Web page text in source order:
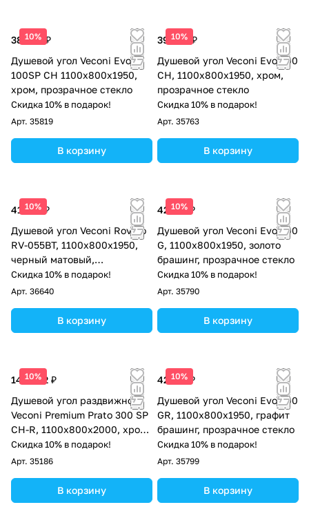
10%
38 100 ₽
Душевой угол Veconi Evo
100SP CH 1100х800x1950,
хром, прозрачное стекло
Скидка 10% в подарок!
Арт. 35819
В корзину
10%
39 245 ₽
Душевой угол Veconi Evo 300
CH, 1100х800x1950, хром,
прозрачное стекло
Скидка 10% в подарок!
Арт. 35763
В корзину
10%
41 532 ₽
Душевой угол Veconi Rovigo
RV-055BT, 1100х800х1950,
черный матовый,
тонированное стекло
Скидка 10% в подарок!
Арт. 36640
В корзину
10%
42 121 ₽
Душевой угол Veconi Evo 300
G, 1100х800x1950, золото
брашинг, прозрачное стекло
Скидка 10% в подарок!
Арт. 35790
В корзину
10%
144 562 ₽
Душевой угол раздвижной
Veconi Premium Prato 300 SP
CH-R, 1100х800x2000, хром,
стекло прозрачное
Скидка 10% в подарок!
Арт. 35186
В корзину
10%
42 121 ₽
Душевой угол Veconi Evo 300
GR, 1100х800x1950, графит
брашинг, прозрачное стекло
Скидка 10% в подарок!
Арт. 35799
В корзину